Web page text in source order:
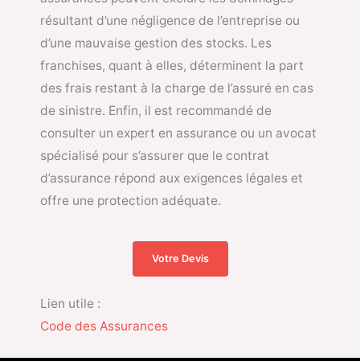
résultant d’une négligence de l’entreprise ou
d’une mauvaise gestion des stocks. Les
franchises, quant à elles, déterminent la part
des frais restant à la charge de l’assuré en cas
de sinistre. Enfin, il est recommandé de
consulter un expert en assurance ou un avocat
spécialisé pour s’assurer que le contrat
d’assurance répond aux exigences légales et
offre une protection adéquate.
Votre Devis
Lien utile :
Code des Assurances